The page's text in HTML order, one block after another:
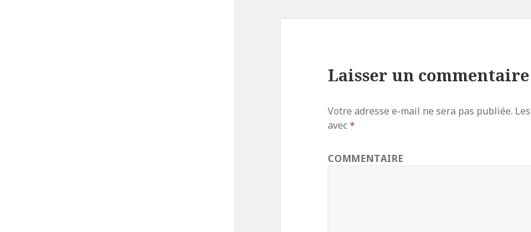
Laisser un commentaire
Votre adresse e-mail ne sera pas publiée.
avec*
COMMENTAIRE